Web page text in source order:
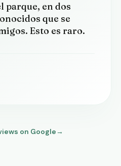
parque, en dos
que se
Esto es raro.
on Google→